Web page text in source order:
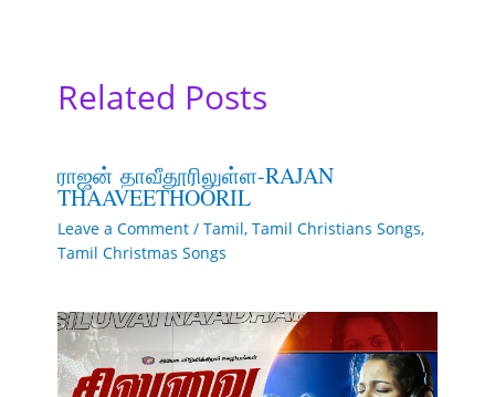
Related Posts
ராஜன் தாவீதூரிலுள்ள-RAJAN
THAAVEETHOORIL
Leave a Comment / Tamil, Tamil Christians Songs,
Tamil Christmas Songs